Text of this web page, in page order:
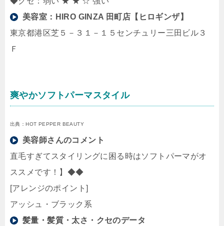
美容室： HIRO GINZA 田町店【ヒロギンザ】
東京都港区芝５－３１－１５センチュリー三田ビル３
Ｆ
爽やかソフトパーマスタイル
出典：HOT PEPPER BEAUTY
美容師さんのコメント
直毛すぎてスタイリングに困る時はソフトパーマがオ
ススメです！】◆◆
[アレンジのポイント]
アッシュ・ブラック系
髪量・髪質・太さ・クセのデータ